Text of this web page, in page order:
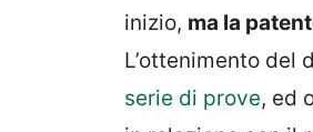
inizio, ma la
L’ottenimento del
serie di prove, ed